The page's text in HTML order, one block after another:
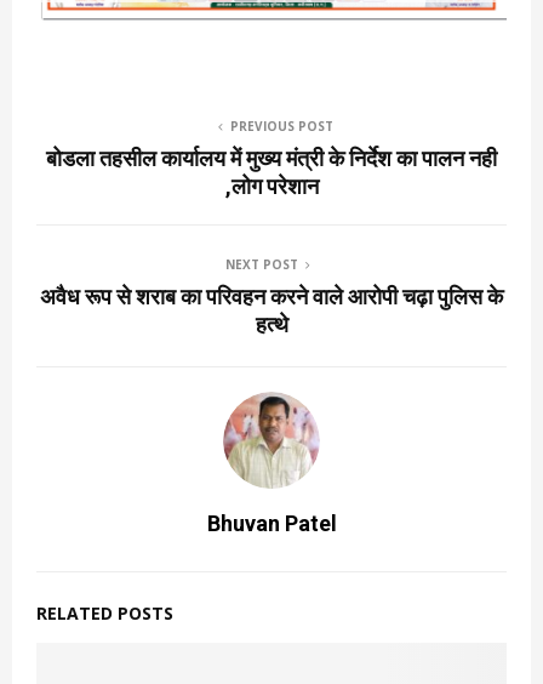
PREVIOUS POST
बोडला तहसील कार्यालय में मुख्य मंत्री के निर्देश का पालन नही
,लोग परेशान
NEXT POST
अवैध रूप से शराब का परिवहन करने वाले आरोपी चढ़ा पुलिस के
हत्थे
Bhuvan Patel
RELATED POSTS